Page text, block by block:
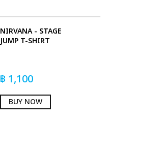
NIRVANA - STAGE
JUMP T-SHIRT
฿ 1,100
BUY NOW